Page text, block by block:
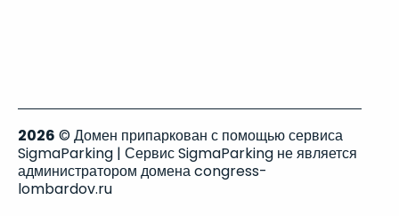
2026 © Домен припаркован с помощью сервиса
SigmaParking | Сервис SigmaParking не является
администратором домена congress-
lombardov.ru